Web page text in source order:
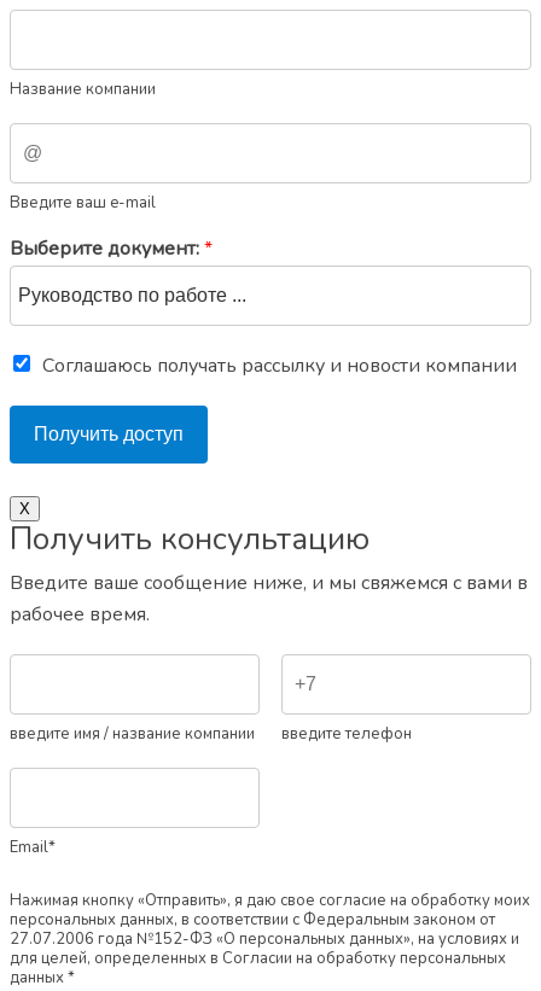
Название компании
Введите ваш e-mail
Выберите документ:*
Соглашаюсь получать рассылку и новости компании
Получить доступ
Х
Получить консультацию
Введите ваше сообщение ниже, и мы свяжемся с вами в
рабочее время.
введите имя / название компании введите телефон
Email*
Нажимая кнопку «Отправить», я даю свое согласие на обработку моих
персональных данных, в соответствии с Федеральным законом от
27.07.2006 года №152-ФЗ «О персональных данных», на условиях и
для целей, определенных в Согласии на обработку персональных
данных *